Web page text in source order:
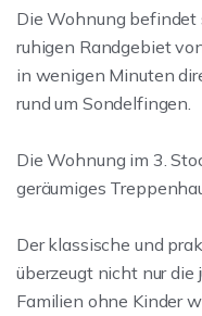
Die Wohnung befindet
ruhigen Randgebiet
in wenigen Minuten
rund um Sondelfingen.
Die Wohnung im 3.
geräumiges
Der klassische und
überzeugt nicht nur die
Familien ohne Kinder